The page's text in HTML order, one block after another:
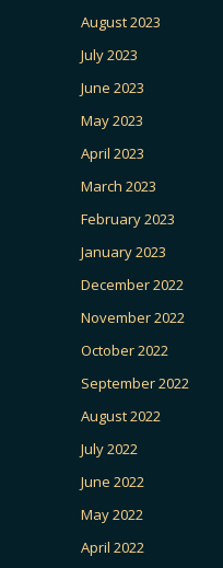
August 2023
July 2023
June 2023
May 2023
April 2023
March 2023
February 2023
January 2023
December 2022
November 2022
October 2022
September 2022
August 2022
July 2022
June 2022
May 2022
April 2022